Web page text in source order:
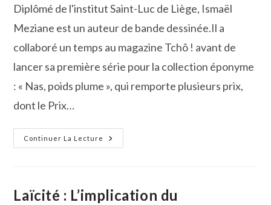
Diplômé de l'institut Saint-Luc de Liège, Ismaël
Meziane est un auteur de bande dessinée.Il a
collaboré un temps au magazine Tchô ! avant de
lancer sa première série pour la collection éponyme
: « Nas, poids plume », qui remporte plusieurs prix,
dont le Prix…
Continuer La Lecture
Ismaël
Meziane
Lutter
Contre
Laïcité : L’implication du